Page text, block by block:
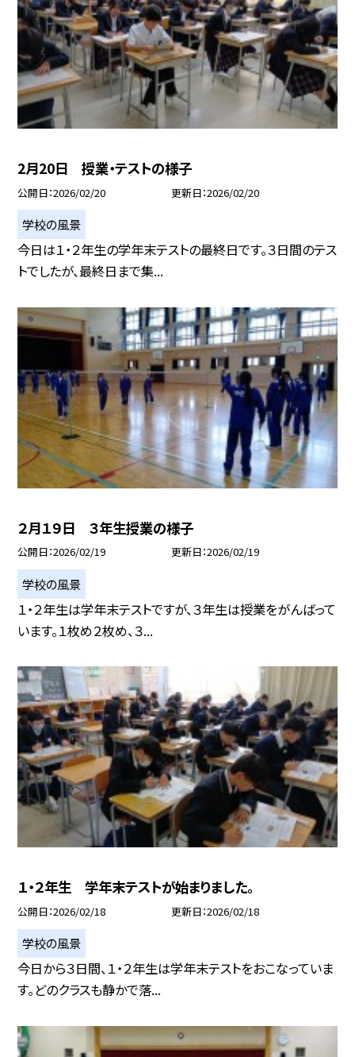
2月20日 授業・テストの様子
公開日 2026/02/20 更新日 2026/02/20
学校の風景
今日は１・２年生の学年末テストの最終日です。３日間のテス
トでしたが、最終日まで集...
２月１９日 ３年生授業の様子
公開日 2026/02/19 更新日 2026/02/19
学校の風景
１・２年生は学年末テストですが、３年生は授業をがんばって
います。１枚め２枚め、３...
１・２年生 学年末テストが始まりました。
公開日 2026/02/18 更新日 2026/02/18
学校の風景
今日から３日間、１・２年生は学年末テストをおこなっていま
す。どのクラスも静かで落...